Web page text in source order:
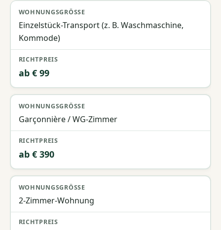
Wohnungsgröße
Einzelstück-Transport (z. B. Waschmaschine,
Kommode)
ab € 99
Garçonnière / WG-Zimmer
ab € 390
2-Zimmer-Wohnung